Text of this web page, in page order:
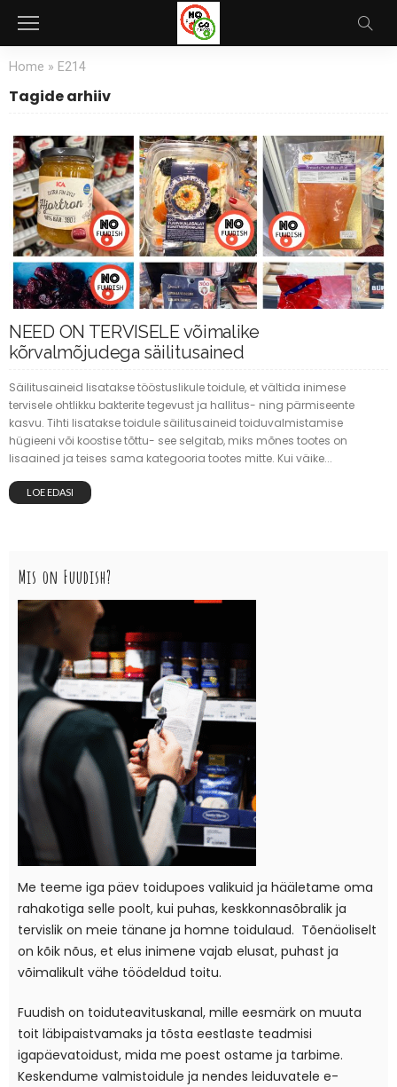
Home » E214
Tagide arhiiv
NEED ON TERVISELE võimalike
kõrvalmõjudega säilitusained
Säilitusaineid lisatakse tööstuslikule toidule, et vältida inimese
tervisele ohtlikku bakterite tegevust ja hallitus- ning pärmiseente
kasvu. Tihti lisatakse toidule säilitusaineid toiduvalmistamise
hügieeni või koostise tõttu- see selgitab, miks mõnes tootes on
lisaained ja teises sama kategooria tootes mitte. Kui väike...
LOE EDASI
Mis on Fuudish?
Me teeme iga päev toidupoes valikuid ja hääletame oma
rahakotiga selle poolt, kui puhas, keskkonnasõbralik ja
tervislik on meie tänane ja homne toidulaud. Tõenäoliselt
on kõik nõus, et elus inimene vajab elusat, puhast ja
võimalikult vähe töödeldud toitu.
Fuudish on toiduteavituskanal, mille eesmärk on muuta
toit läbipaistvamaks ja tõsta eestlaste teadmisi
igapäevatoidust, mida me poest ostame ja tarbime.
Keskendume valmistoidule ja nendes leiduvatele e-